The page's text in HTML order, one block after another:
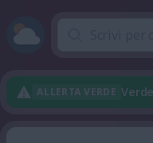
ALLERTA VERDE